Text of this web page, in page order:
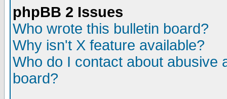
phpBB 2 Issues
Who wrote this bulletin board?
Why isn't X feature available?
Who do I contact about abusive
board?